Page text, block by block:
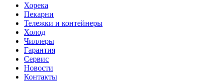
Хорека
Пекарни
Тележки и контейнеры
Холод
Чиллеры
Гарантия
Сервис
Новости
Контакты